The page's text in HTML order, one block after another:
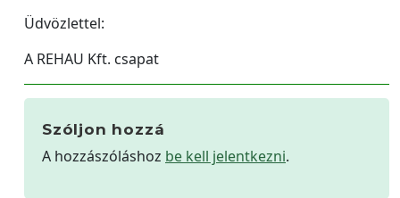
Üdvözlettel:
A REHAU Kft. csapat
Szóljon hozzá
A hozzászóláshoz be kell jelentkezni.